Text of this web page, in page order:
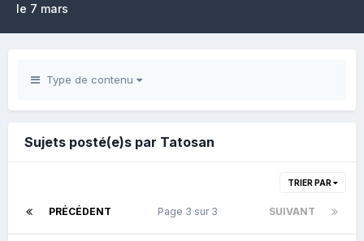
le 7 mars
Type de contenu
Sujets posté(e)s par Tatosan
TRIER PAR
PRÉCÉDENT SUIVANT
Page 3 sur 3